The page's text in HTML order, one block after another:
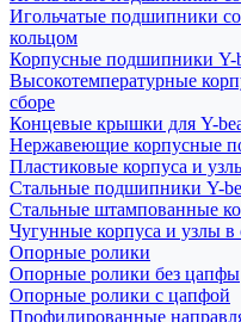
Игольчатые подшипники
кольцом
Корпусные подшипники Y-
Высокотемпературные
сборе
Концевые крышки для Y-
Нержавеющие корпусные
Пластиковые корпуса и
Стальные подшипники Y-
Стальные штампованные
Чугунные корпуса и узлы в
Опорные ролики
Опорные ролики без цапфы
Опорные ролики с цапфой
Профилированные